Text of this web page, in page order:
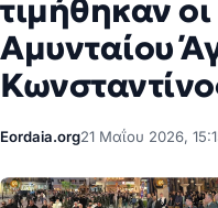
τιμήθηκαν
Αμυνταίου
Eordaia.org21 Μαΐου 2026,